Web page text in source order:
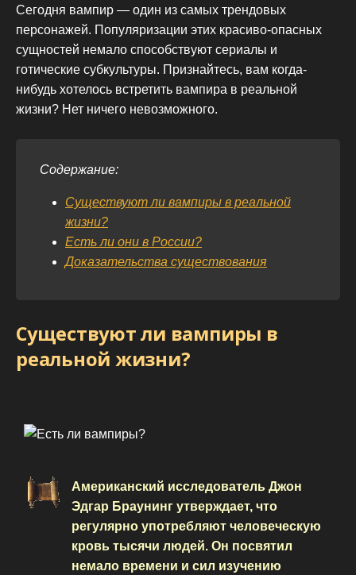
Сегодня вампир — один из самых трендовых
персонажей. Популяризации этих красиво-опасных
сущностей немало способствуют сериалы и
готические субкультуры. Признайтесь, вам когда-
нибудь хотелось встретить вампира в реальной
жизни? Нет ничего невозможного.
Содержание:
Существуют ли вампиры в реальной
жизни?
Есть ли они в России?
Доказательства существования
Существуют ли вампиры в
реальной жизни?
Американский исследователь Джон
Эдгар Браунинг утверждает, что
регулярно употребляют человеческую
кровь тысячи людей. Он посвятил
немало времени и сил изучению